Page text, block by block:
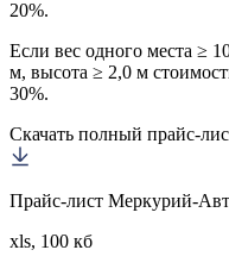
20%.
Если вес одного места ≥
м, высота ≥ 2,0 м
30%.
Скачать полный прайс-
Прайс-лист Меркурий-
xls, 100 кб